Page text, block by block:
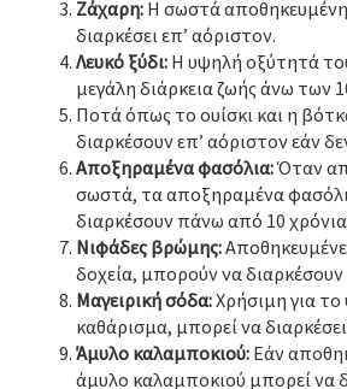
Ζάχαρη: Η σωστά
διαρκέσει επ’ αόριστον.
Λευκό ξύδι: Η υψηλή οξύτητά
μεγάλη διάρκεια ζωής άνω των
Ποτά όπως το ουίσκι και η
διαρκέσουν επ’ αόριστον εάν
Αποξηραμένα φασόλια:Όταν
σωστά, τα αποξηραμένα
διαρκέσουν πάνω από 10
Νιφάδες βρώμης:
δοχεία, μπορούν να
Μαγειρική σόδα:Χρήσιμη για
καθάρισμα, μπορεί να
Άμυλο καλαμποκιού: Εάν
άμυλο καλαμποκιού μπορεί να